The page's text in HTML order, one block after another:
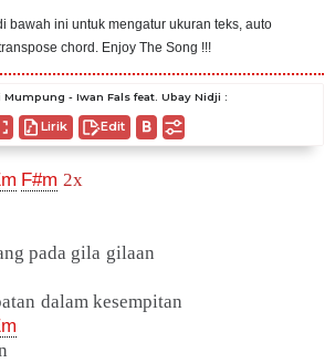
bawah ini untuk mengatur ukuran teks, auto
chord. Enjoy The Song !!!
Mumpung - Iwan Fals feat. Ubay Nidji :
Lirik Edit
F#m 2x
pada gila gilaan
dalam kesempitan